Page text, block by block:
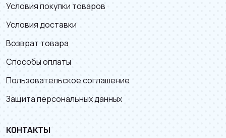
Условия покупки товаров
Условия доставки
Возврат товара
Способы оплаты
Пользовательское соглашение
Защита персональных данных
КОНТАКТЫ